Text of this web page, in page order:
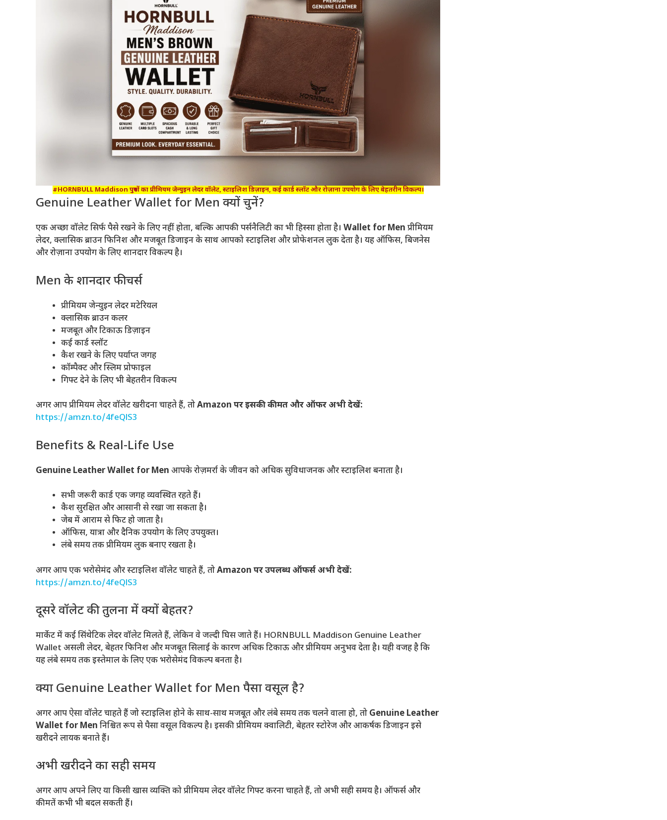
#HORNBULL Maddison पुरुषों का प्रीमियम जेन्युइन लेदर वॉलेट, स्टाइलिश डिज़ाइन, कई कार्ड स्लॉट और रोज़ाना उपयोग के लिए बेहतरीन विकल्प।
Genuine Leather Wallet for Men क्यों चुनें?
एक अच्छा वॉलेट सिर्फ पैसे रखने के लिए नहीं होता, बल्कि आपकी पर्सनैलिटी का भी हिस्सा होता है। Wallet for Men प्रीमियम
लेदर, क्लासिक ब्राउन फिनिश और मजबूत डिजाइन के साथ आपको स्टाइलिश और प्रोफेशनल लुक देता है। यह ऑफिस, बिजनेस
और रोज़ाना उपयोग के लिए शानदार विकल्प है।
Men के शानदार फीचर्स
प्रीमियम जेन्युइन लेदर मटेरियल
क्लासिक ब्राउन कलर
मजबूत और टिकाऊ डिज़ाइन
कई कार्ड स्लॉट
कैश रखने के लिए पर्याप्त जगह
कॉम्पैक्ट और स्लिम प्रोफाइल
गिफ्ट देने के लिए भी बेहतरीन विकल्प
अगर आप प्रीमियम लेदर वॉलेट खरीदना चाहते हैं, तोAmazon पर इसकी कीमत और ऑफर अभी देखें:
https://amzn.to/4feQlS3
Benefits & Real-Life Use
Genuine Leather Wallet for Men आपके रोज़मर्रा के जीवन को अधिक सुविधाजनक और स्टाइलिश बनाता है।
सभी जरूरी कार्ड एक जगह व्यवस्थित रहते हैं।
कैश सुरक्षित और आसानी से रखा जा सकता है।
जेब में आराम से फिट हो जाता है।
ऑफिस, यात्रा और दैनिक उपयोग के लिए उपयुक्त।
लंबे समय तक प्रीमियम लुक बनाए रखता है।
अगर आप एक भरोसेमंद और स्टाइलिश वॉलेट चाहते हैं, तोAmazon पर उपलब्ध ऑफर्स अभी देखें:
https://amzn.to/4feQlS3
दूसरे वॉलेट की तुलना में क्यों बेहतर?
मार्केट में कई सिंथेटिक लेदर वॉलेट मिलते हैं, लेकिन वे जल्दी घिस जाते हैं। HORNBULL Maddison Genuine Leather
Wallet असली लेदर, बेहतर फिनिश और मजबूत सिलाई के कारण अधिक टिकाऊ और प्रीमियम अनुभव देता है। यही वजह है कि
यह लंबे समय तक इस्तेमाल के लिए एक भरोसेमंद विकल्प बनता है।
क्या Genuine Leather Wallet for Men पैसा वसूल है?
अगर आप ऐसा वॉलेट चाहते हैं जो स्टाइलिश होने के साथ-साथ मजबूत और लंबे समय तक चलने वाला हो, तो Genuine Leather
Wallet for Men निश्चित रूप से पैसा वसूल विकल्प है। इसकी प्रीमियम क्वालिटी, बेहतर स्टोरेज और आकर्षक डिजाइन इसे
खरीदने लायक बनाते हैं।
अभी खरीदने का सही समय
अगर आप अपने लिए या किसी खास व्यक्ति को प्रीमियम लेदर वॉलेट गिफ्ट करना चाहते हैं, तो अभी सही समय है। ऑफर्स और
कीमतें कभी भी बदल सकती हैं।